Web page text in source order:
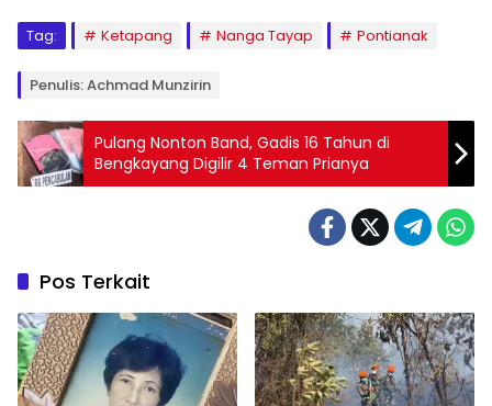
Tag: Ketapang Nanga Tayap Pontianak
Penulis: Achmad Munzirin
Pulang Nonton Band, Gadis 16 Tahun di
Bengkayang Digilir 4 Teman Prianya
Pos Terkait